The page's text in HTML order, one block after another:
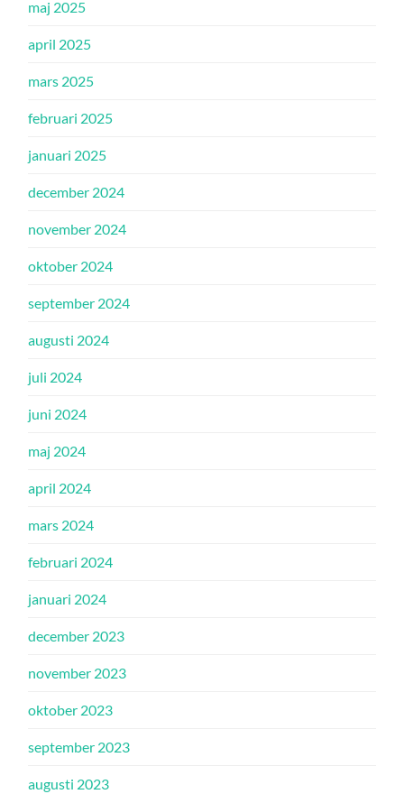
maj 2025
april 2025
mars 2025
februari 2025
januari 2025
december 2024
november 2024
oktober 2024
september 2024
augusti 2024
juli 2024
juni 2024
maj 2024
april 2024
mars 2024
februari 2024
januari 2024
december 2023
november 2023
oktober 2023
september 2023
augusti 2023